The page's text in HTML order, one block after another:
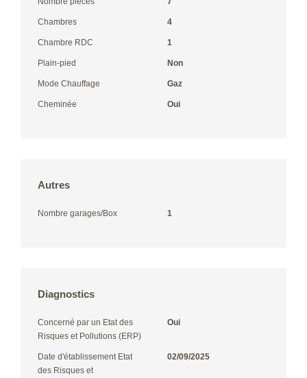
Chambres 4
Chambre RDC 1
Plain-pied Non
Mode Chauffage Gaz
Cheminée Oui
Autres
Nombre garages/Box 1
Diagnostics
Concerné par un Etat des
Risques et Pollutions (ERP)
Oui
Date d'établissement Etat
des Risques et
02/09/2025